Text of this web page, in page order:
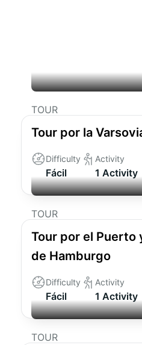
TOUR
Tour por la
Difficulty
Fácil
Activity
1 Activity
TOUR
Tour por el Puerto
de Hamburgo
Difficulty
Fácil
Activity
1 Activity
TOUR